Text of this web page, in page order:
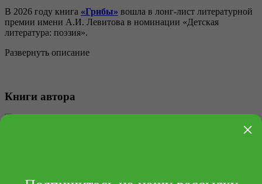
В 2026 году книга «Грибы» вошла в лонг-лист литературной
премии имени А.И. Левитова в номинации «Детская
литература: поэзия».
Развернуть описание
Книги автора
×